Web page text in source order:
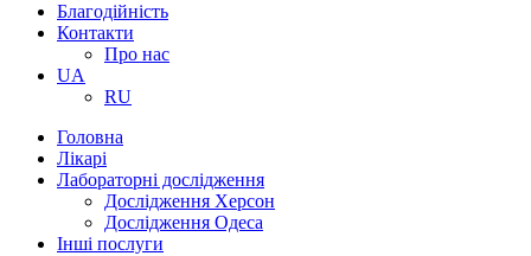
Благодійність
Контакти
Про нас
UA
RU
Головна
Лікарі
Лабораторні дослідження
Дослідження Херсон
Дослідження Одеса
Інші послуги